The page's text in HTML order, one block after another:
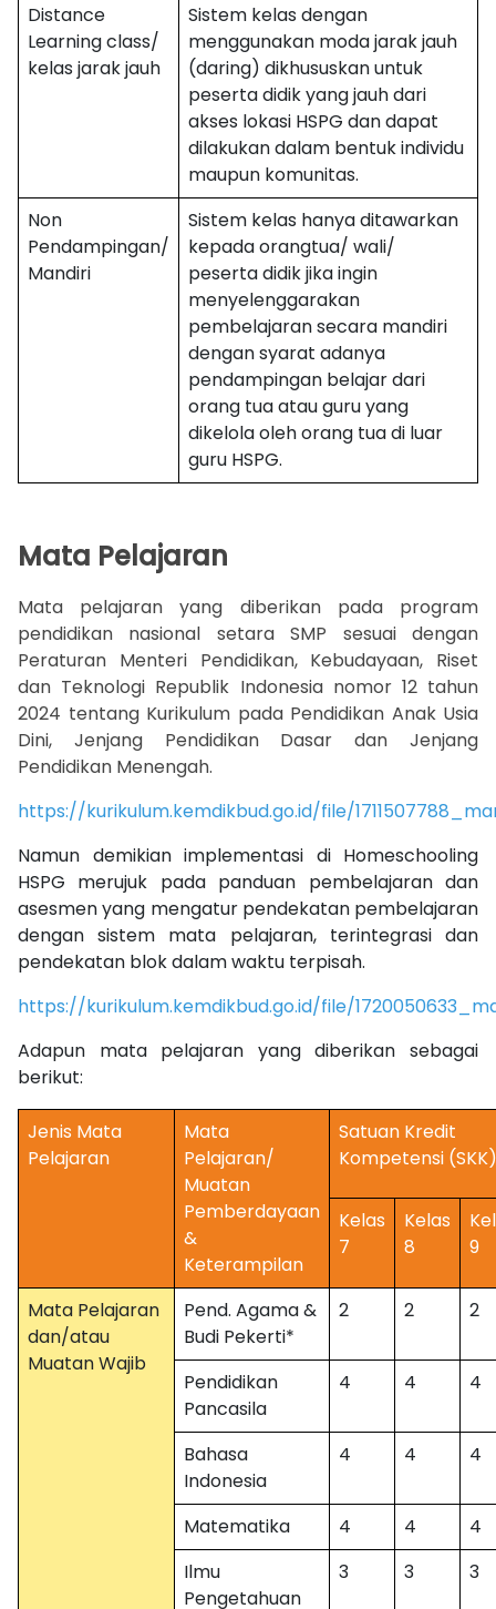
Distance
Learning class/
kelas jarak jauh
Sistem kelas dengan
menggunakan moda jarak jauh
(daring) dikhususkan untuk
peserta didik yang jauh dari
akses lokasi HSPG dan dapat
dilakukan dalam bentuk individu
maupun komunitas.
Non
Pendampingan/
Mandiri
Sistem kelas hanya ditawarkan
kepada orangtua/ wali/
peserta didik jika ingin
menyelenggarakan
pembelajaran secara mandiri
dengan syarat adanya
pendampingan belajar dari
orang tua atau guru yang
dikelola oleh orang tua di luar
guru HSPG.
Mata Pelajaran
Mata pelajaran yang diberikan pada program
pendidikan nasional setara SMP sesuai dengan
Peraturan Menteri Pendidikan, Kebudayaan, Riset
dan Teknologi Republik Indonesia nomor 12 tahun
2024 tentang Kurikulum pada Pendidikan Anak Usia
Dini, Jenjang Pendidikan Dasar dan Jenjang
Pendidikan Menengah.
https://kurikulum.kemdikbud.go.id/file/
Namun demikian implementasi di Homeschooling
HSPG merujuk pada panduan pembelajaran dan
asesmen yang mengatur pendekatan pembelajaran
dengan sistem mata pelajaran, terintegrasi dan
pendekatan blok dalam waktu terpisah.
https://kurikulum.kemdikbud.go.id/file/
Adapun mata pelajaran yang diberikan sebagai
berikut:
Jenis Mata
Pelajaran
Mata
Pelajaran/
Muatan
Pemberdayaan
&
Keterampilan
Satuan Kredit
Kompetensi (SKK)
Kelas
7
Kelas
8
9
Mata Pelajaran
dan/atau
Muatan Wajib
Pend. Agama &
Budi Pekerti*
2 2 2
Pendidikan
Pancasila
4 4 4
Bahasa
Indonesia
4 4 4
Matematika 4 4
4
Ilmu
Pengetahuan
3 3 3